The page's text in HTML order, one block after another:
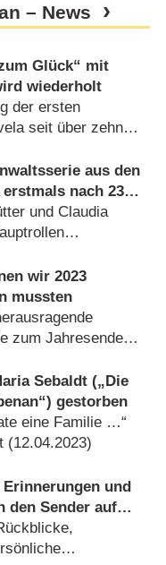
– News
Glück“ mit
wiederholt
der ersten
seit über zehn
aus den
nach 23
und Claudia
wir 2023
mussten
zum Jahresende
Sebaldt („Die
gestorben
eine Familie …“
(12.04.2023)
Erinnerungen und
den Sender auf